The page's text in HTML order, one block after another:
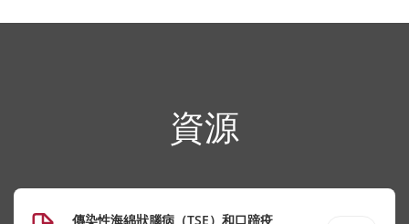
資源
傳染性海綿狀腦病（TSE）和口蹄疫